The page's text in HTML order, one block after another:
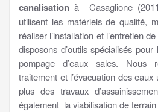
canalisation à Casaglione
utilisent les matériels de qualité,
réaliser l’installation et l’entretien
disposons d’outils spécialisés
pompage d’eaux sales. Nous
traitement et l’évacuation des
plus des travaux
également la viabilisation de